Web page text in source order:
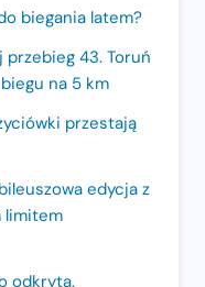
biegania latem?
43. Toruń
na 5 km
przestają
edycja z
limitem
odkryta.